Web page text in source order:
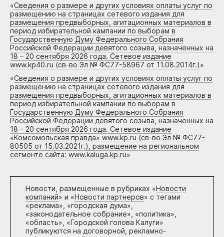
«Сведения о размере и других условиях оплаты услуг по
размещению на страницах сетевого издания для
размещения предвыборных, агитационных материалов в
период избирательной кампании по выборам в
Государственную Думу Федерального Собрания
Российской Федерации девятого созыва, назначенных на
18 – 20 сентября 2026 года. Сетевое издание
www.kp40.ru (св-во Эл № ФС77-58967 от 11.08.2014г.)»
«Сведения о размере и других условиях оплаты услуг по
размещению на страницах сетевого издания для
размещения предвыборных, агитационных материалов в
период избирательной кампании по выборам в
Государственную Думу Федерального Собрания
Российской Федерации девятого созыва, назначенных на
18 – 20 сентября 2026 года. Сетевое издание
«Комсомольская правда» www.kp.ru (св-во Эл № ФС77-
80505 от 15.03.2021г.), размещение на региональном
сегменте сайта: www.kaluga.kp.ru»
Новости, размещенные в рубриках «Новости
компаний» и «Новости партнеров» с тегами
«реклама», «городская дума»,
«законодательное собрание», «политика»,
«область», «Городской голова Калуги»
публикуются на договорной, рекламно-